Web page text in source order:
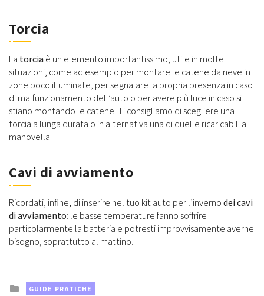
Torcia
La torciaè un elemento importantissimo, utile in molte
situazioni, come ad esempio per montare le catene da neve in
zone poco illuminate, per segnalare la propria presenza in caso
di malfunzionamento dell’auto o per avere più luce in caso si
stiano montando le catene. Ti consigliamo di scegliere una
torcia a lunga durata o in alternativa una di quelle ricaricabili a
manovella.
Cavi di avviamento
Ricordati, infine, di inserire nel tuo kit auto per l’invernodei cavi
di avviamento: le basse temperature fanno soffrire
particolarmente la batteria e potresti improvvisamente averne
bisogno, soprattutto al mattino.
Posted
GUIDE PRATICHE